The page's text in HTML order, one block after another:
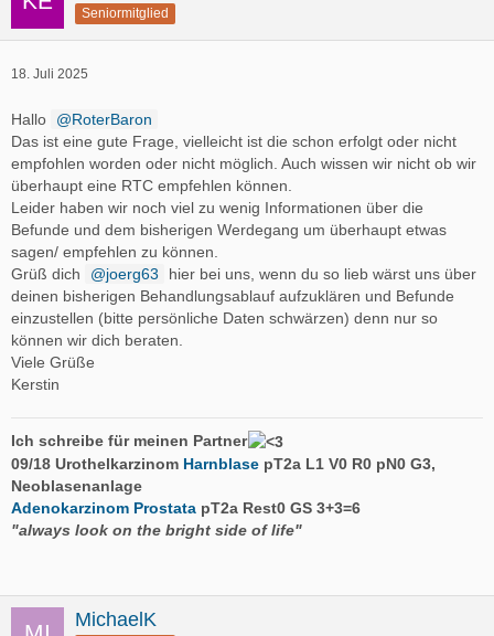
Seniormitglied
18. Juli 2025
Hallo
RoterBaron
Das ist eine gute Frage, vielleicht ist die schon erfolgt oder nicht
empfohlen worden oder nicht möglich. Auch wissen wir nicht ob wir
überhaupt eine RTC empfehlen können.
Leider haben wir noch viel zu wenig Informationen über die
Befunde und dem bisherigen Werdegang um überhaupt etwas
sagen/ empfehlen zu können.
Grüß dich
joerg63
hier bei uns, wenn du so lieb wärst uns über
deinen bisherigen Behandlungsablauf aufzuklären und Befunde
einzustellen (bitte persönliche Daten schwärzen) denn nur so
können wir dich beraten.
Viele Grüße
Kerstin
Ich schreibe für meinen Partner
09/18 Urothelkarzinom Harnblase pT2a L1 V0 R0 pN0 G3,
Neoblasenanlage
Adenokarzinom Prostata pT2a Rest0 GS 3+3=6
"always look on the bright side of life"
MichaelK